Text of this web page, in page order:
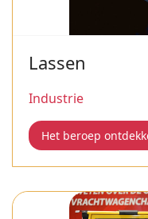
Lassen
Industrie
Het beroep